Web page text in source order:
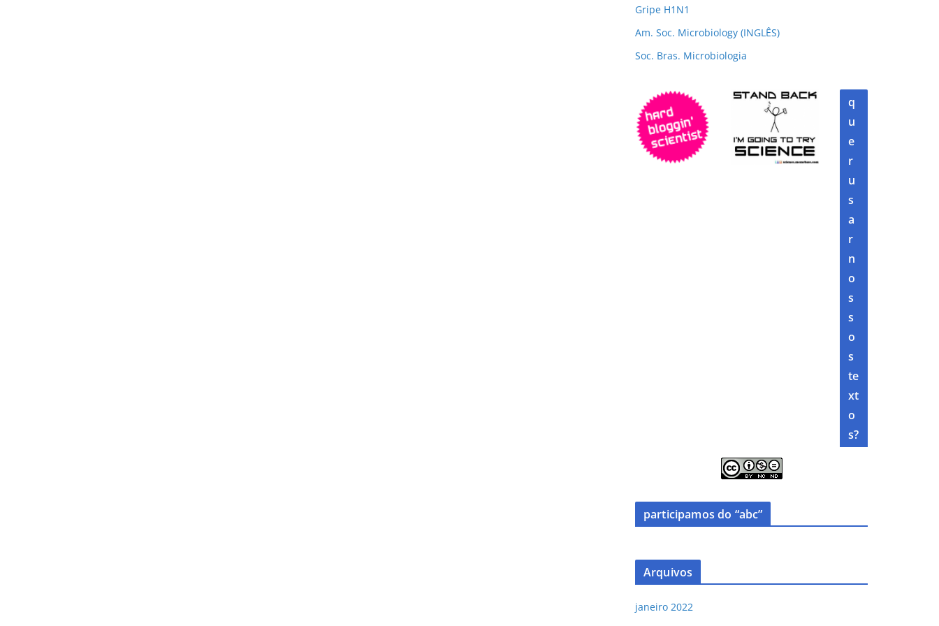
Gripe H1N1
Am. Soc. Microbiology (INGLÊS)
Soc. Bras. Microbiologia
q
u
e
r
u
s
a
r
n
o
s
s
o
s
te
xt
o
s?
participamos do “abc”
Arquivos
janeiro 2022